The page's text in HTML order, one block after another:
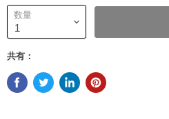
数量
共有：